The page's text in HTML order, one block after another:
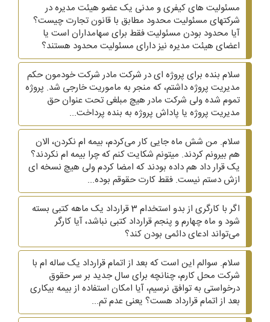
مسئولیت های کیفری و مدنی یک عضو هیئت مدیره در
شرکتهای مسئولیت محدود مطابق با قانون تجارت چیست؟
آیا محدود بودن مسئولیت فقط برای سهامداران است یا
اعضای هیئت مدیره نیز دارای مسئولیت محدود هستند؟
سلام بنده برای پروژه ای در شرکت مادر شرکت خودمون حکم
مدیریت پروژه داشتم، که منجر به ماموریت خارجی شد. پروژه
تموم شده ولی شرکت مادر هیچ مبلغی تحت عنوان حق
مدیریت پروژه یا پاداش پروژه به بنده پرداخت...
سلام. من شش ماه جایی کار می‌کردم، بیمه ام نکردن، الان
هم بیرونم کردند. میتونم شکایت کنم که چرا بیمه ام نکردند؟
یک قرار داد هم داده بودند که امضا کردم ولی هیچ نسخه ای
ازش دستم نیست. فقط کارت حقوقم بوده...
اگر با کارگری از بدو استخدام 3 قرارداد یک ماهه کتبی بسته
شود و ماه چهارم و پنجم قرارداد کتبی نباشد، آیا کارگر
می‌تواند ادعای دائمی بودن کند؟
سلام. سوالم این است که بعد از اتمام قرارداد یک ساله ام با
شرکت محل کارم، چنانچه برای سال جدید بر سر حقوق
درخواستی به توافق نرسیم، آیا امکان استفاده از بیمه بیکاری
بعد از اتمام قرارداد هست؟ یعنی عدم تم...